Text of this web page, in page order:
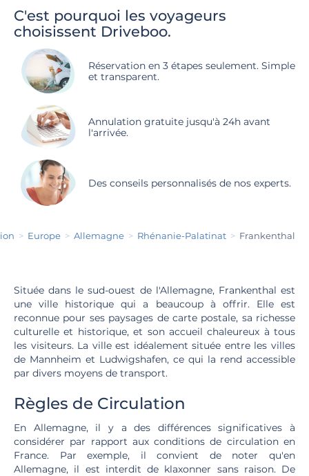
C'est pourquoi les voyageurs
choisissent Driveboo.
Réservation en 3 étapes seulement. Simple
et transparent.
Annulation gratuite jusqu'à 24h avant
l'arrivée.
Des conseils personnalisés de nos experts.
Europe Allemagne Rhénanie-Palatinat Frankenthal
Située dans le sud-ouest de l'Allemagne, Frankenthal est
une ville historique qui a beaucoup à offrir. Elle est
reconnue pour ses paysages de carte postale, sa richesse
culturelle et historique, et son accueil chaleureux à tous
les visiteurs. La ville est idéalement située entre les villes
de Mannheim et Ludwigshafen, ce qui la rend accessible
par divers moyens de transport.
Règles de Circulation
En Allemagne, il y a des différences significatives à
considérer par rapport aux conditions de circulation en
France. Par exemple, il convient de noter qu'en
Allemagne, il est interdit de klaxonner sans raison. De